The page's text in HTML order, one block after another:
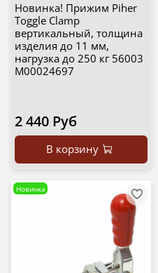
Новинка! Прижим Piher
Toggle Clamp
вертикальный, толщина
изделия до 11 мм,
нагрузка до 250 кг 56003
М00024697
2 440 Руб
В корзину
Новинка